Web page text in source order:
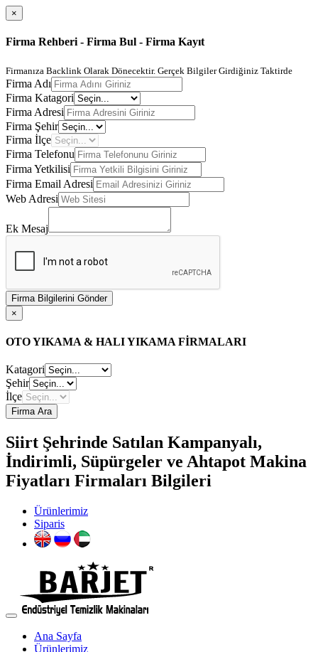
×
Firma Rehberi - Firma Bul - Firma Kayıt
Firmanıza Backlink Olarak Dönecektir. Gerçek Bilgiler Girdiğiniz Taktirde
Firma Adı
Firma Katagori
Firma Adresi
Firma Şehir
Firma İlçe
Firma Telefonu
Firma Yetkilisi
Firma Email Adresi
Web Adresi
Ek Mesaj
Firma Bilgilerini Gönder
×
OTO YIKAMA & HALI YIKAMA FİRMALARI
Katagori
Şehir
İlçe
Firma Ara
Siirt Şehrinde Satılan Kampanyalı,
İndirimli, Süpürgeler ve Ahtapot Makina
Fiyatları Firmaları Bilgileri
Ürünlerimiz
Siparis
Ana Sayfa
Ürünlerimiz